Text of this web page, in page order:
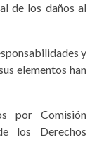
de los daños al
y
elementos han
por Comisión
los Derechos